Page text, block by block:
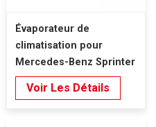
Évaporateur de
climatisation pour
Mercedes-Benz Sprinter
W906 NCV3 (2006-2018),
conduite à gauche.
Voir Les Détails